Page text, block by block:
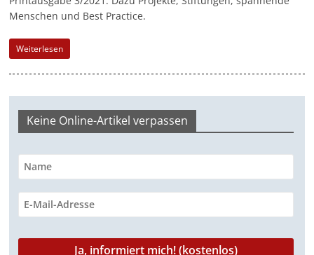
-
M
a
r
k
Menschen und Best Practice.
Weiterlesen
Keine Online-Artikel verpassen